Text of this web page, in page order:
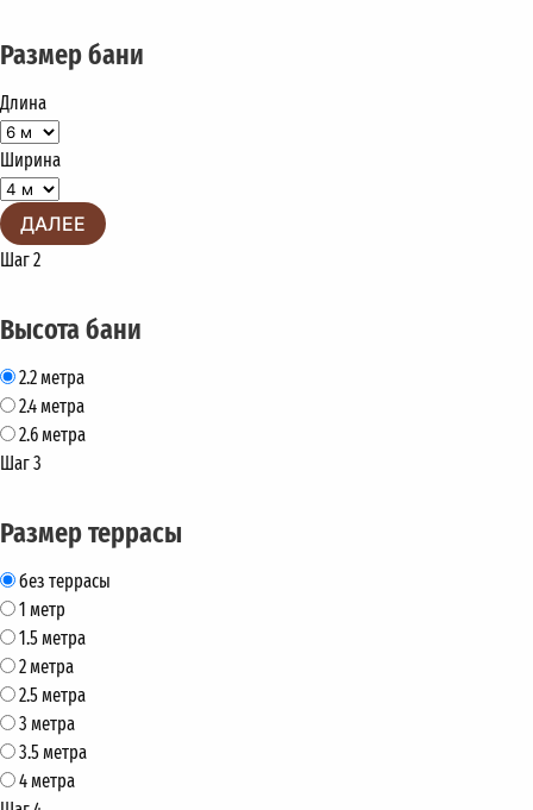
Размер бани
Длина
Ширина
ДАЛЕЕ
Шаг 2
Высота бани
2.2 метра
2.4 метра
2.6 метра
Шаг 3
Размер террасы
без террасы
1 метр
1.5 метра
2 метра
2.5 метра
3 метра
3.5 метра
4 метра